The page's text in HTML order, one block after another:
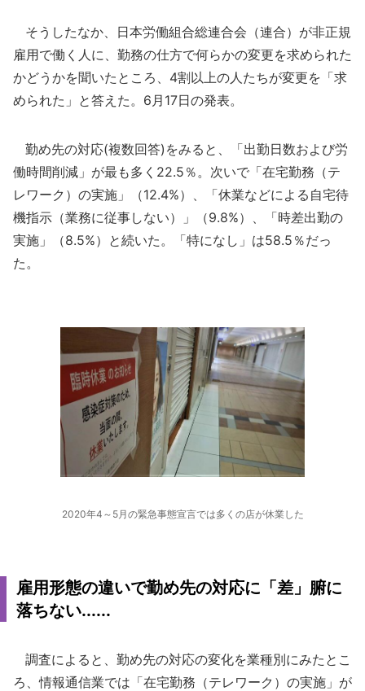
そうしたなか、日本労働組合総連合会（連合）が非正規
雇用で働く人に、勤務の仕方で何らかの変更を求められた
かどうかを聞いたところ、4割以上の人たちが変更を「求
められた」と答えた。6月17日の発表。
勤め先の対応(複数回答)をみると、「出勤日数および労
働時間削減」が最も多く22.5％。次いで「在宅勤務（テ
レワーク）の実施」（12.4%）、「休業などによる自宅待
機指示（業務に従事しない）」（9.8%）、「時差出勤の
実施」（8.5%）と続いた。「特になし」は58.5％だっ
た。
2020年4～5月の緊急事態宣言では多くの店が休業した
雇用形態の違いで勤め先の対応に「差」腑に
落ちない......
調査によると、勤め先の対応の変化を業種別にみたとこ
ろ、情報通信業では「在宅勤務（テレワーク）の実施」が